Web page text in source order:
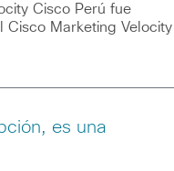
Cisco Perú fue
Cisco Marketing Velocity
es una